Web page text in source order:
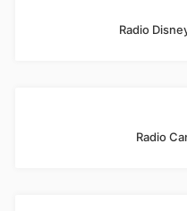
Radio
Radio